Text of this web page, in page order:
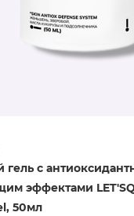
с
эффектами
50мл